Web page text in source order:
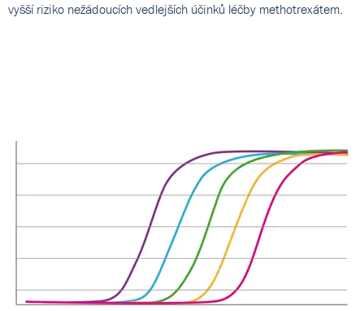
vyšší riziko nežádoucích vedlejších účinků léčby methotrexátem.